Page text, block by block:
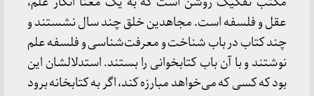
عقل و فلسفه است. مجاهدین خلق چند سال نشستند و
چند کتاب در باب شناخت و معرفت‌شناسی و فلسفه علم
نوشتند و با آن باب کتابخوانی را بستند. استدلالشان این
بود که کسی که می‌خواهد مبارزه کند، اگر به کتابخانه برود